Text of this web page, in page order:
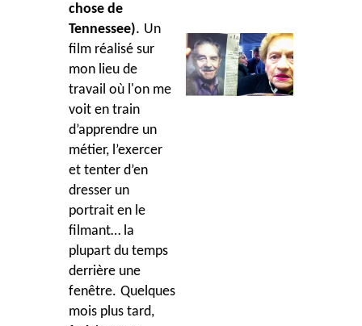
chose de
Tennessee). Un
film réalisé sur
mon lieu de
travail où l'on me
voit en train
d’apprendre un
métier, l’exercer
et tenter d’en
dresser un
portrait en le
filmant… la
plupart du temps
derrière une
fenêtre. Quelques
mois plus tard,